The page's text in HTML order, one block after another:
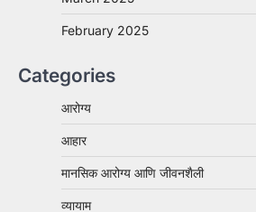
February 2025
Categories
आरोग्य
आहार
मानसिक आरोग्य आणि जीवनशैली
व्यायाम